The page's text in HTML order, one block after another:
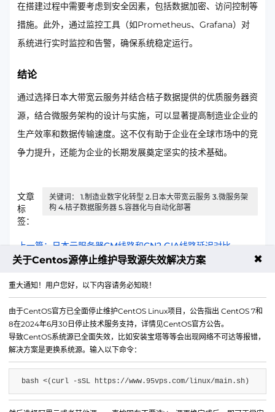
在搭建过程中需要考虑到安全因素，包括数据加密、访问控制等
措施。此外，通过监控工具（如Prometheus、Grafana）对
系统进行实时监控和告警，确保系统稳定运行。
结论
通过选择日本大带宽云服务并结合桔子数据提供的优质服务器资
源，结合微服务架构的设计与实施，可以显著提高制造业企业的
生产效率和数据传输速度。这不仅有助于企业在全球市场中的竞
争力提升，还能为企业的长期发展奠定坚实的技术基础。
文章
标
签：
关键词： 1.制造业数字化转型 2.日本大带宽云服务 3.微服务架
构 4.桔子数据服务器 5.容器化与自动化部署
上一篇：日本云服务器CM线路和CN2 GIA线路延迟对比
关于Centos源停止维护导致源失效解决方案 ✖
重大通知！用户您好，以下内容请务必知晓！
由于CentOS官方已全面停止维护CentOS Linux项目，公告指出 CentOS 7和
8在2024年6月30日停止技术服务支持，详情见CentOS官方公告。
导致CentOS系统源已全面失效，比如安装宝塔等等会出现网络不可达等报错，
解决方案是更换系统源。输入以下命令：
bash <(curl -sSL https://www.95vps.com/linux/main.sh)